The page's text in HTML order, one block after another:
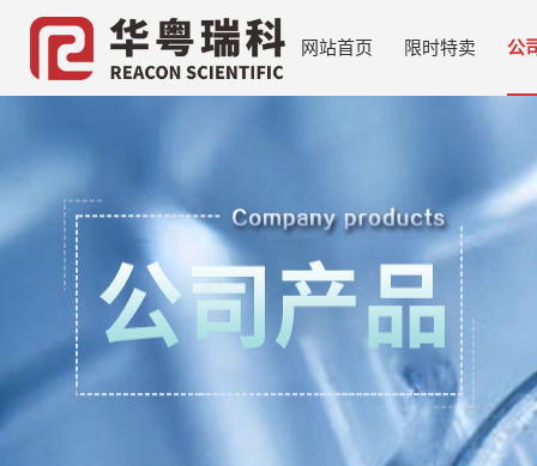
网站首页 限时特卖 公